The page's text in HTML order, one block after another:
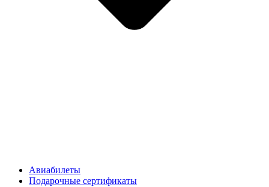
Авиабилеты
Подарочные сертификаты